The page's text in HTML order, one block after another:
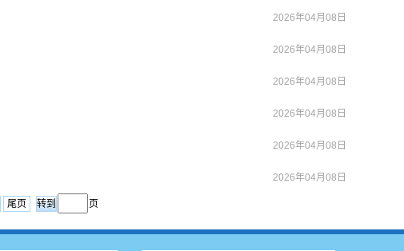
2026年04月08日
2026年04月08日
2026年04月08日
2026年04月08日
2026年04月08日
2026年04月08日
尾页 页